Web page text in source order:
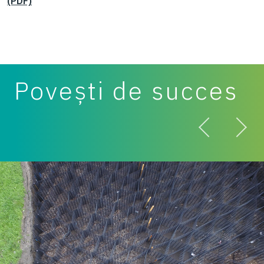
Povești de succes